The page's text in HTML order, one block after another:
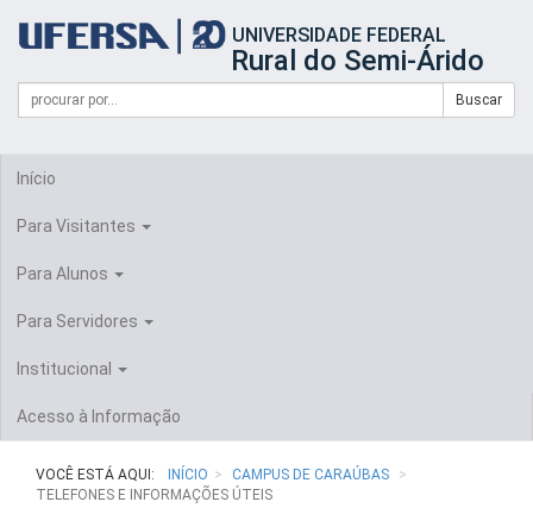
portal
UFERSA
UNIVERSIDADE FEDERAL
Rural do Semi-Árido
Formulário
Busca
Campo
de
Buscar
Início
Para Visitantes
Para Alunos
Para Servidores
Institucional
Acesso à Informação
VOCÊ ESTÁ AQUI: INÍCIO
CAMPUS DE CARAÚBAS
TELEFONES E INFORMAÇÕES ÚTEIS